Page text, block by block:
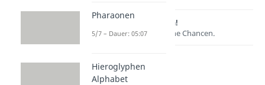
Lernen lohnt sich!
Entdecke hier deine Chancen.
Pharaonen
5/7 – Dauer: 05:07
Hieroglyphen
Alphabet